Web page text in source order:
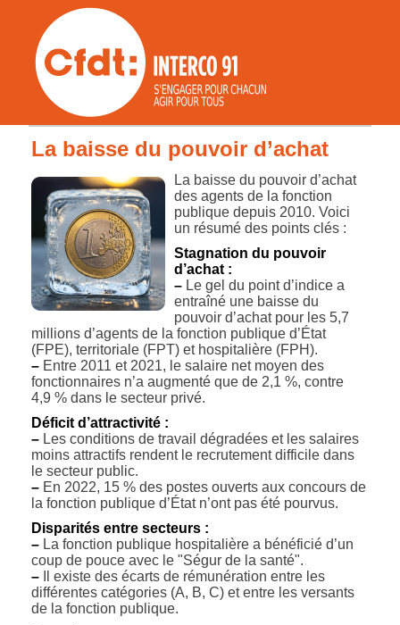
La baisse du pouvoir d’achat
La baisse du pouvoir d’achat
des agents de la fonction
publique depuis 2010. Voici
un résumé des points clés :
Stagnation du pouvoir
d’achat :
– Le gel du point d’indice a
entraîné une baisse du
pouvoir d’achat pour les 5,7
millions d’agents de la fonction publique d’État
(FPE), territoriale (FPT) et hospitalière (FPH).
– Entre 2011 et 2021, le salaire net moyen des
fonctionnaires n’a augmenté que de 2,1 %, contre
4,9 % dans le secteur privé.
Déficit d’attractivité :
– Les conditions de travail dégradées et les salaires
moins attractifs rendent le recrutement difficile dans
le secteur public.
– En 2022, 15 % des postes ouverts aux concours de
la fonction publique d’État n’ont pas été pourvus.
Disparités entre secteurs :
– La fonction publique hospitalière a bénéficié d’un
coup de pouce avec le "Ségur de la santé".
– Il existe des écarts de rémunération entre les
différentes catégories (A, B, C) et entre les versants
de la fonction publique.